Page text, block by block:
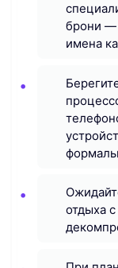
брони —
имена
отдыха